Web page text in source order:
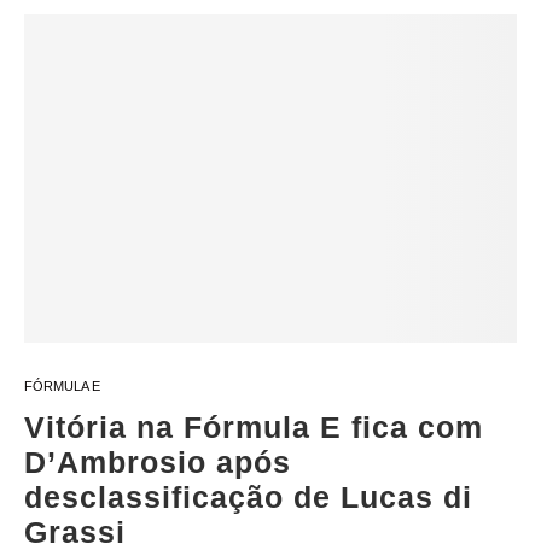
FÓRMULA E
Vitória na Fórmula E fica com
D’Ambrosio após
desclassificação de Lucas di
Grassi